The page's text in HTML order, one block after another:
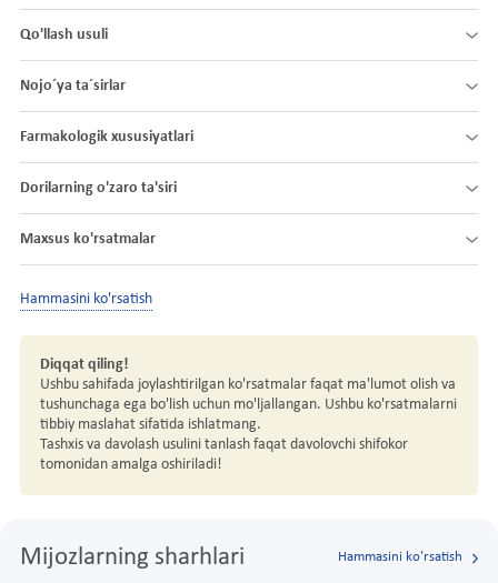
Qo'llash usuli
Nojo´ya ta´sirlar
Farmakologik xususiyatlari
Dorilarning o'zaro ta'siri
Maxsus ko'rsatmalar
Hammasini ko'rsatish
Diqqat qiling!
Ushbu sahifada joylashtirilgan ko'rsatmalar faqat ma'lumot olish va
tushunchaga ega bo'lish uchun mo'ljallangan. Ushbu ko'rsatmalarni
tibbiy maslahat sifatida ishlatmang.
Tashxis va davolash usulini tanlash faqat davolovchi shifokor
tomonidan amalga oshiriladi!
Mijozlarning sharhlari Hammasini ko'rsatish